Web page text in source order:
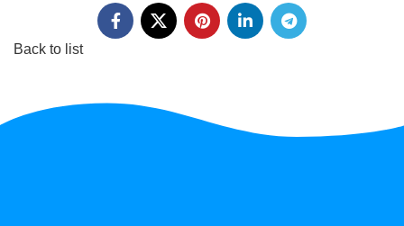
Back to list